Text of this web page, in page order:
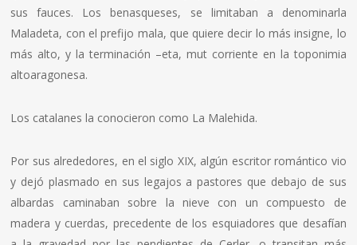
sus fauces. Los benasqueses, se limitaban a denominarla
Maladeta, con el prefijo mala, que quiere decir lo más insigne, lo
más alto, y la terminación –eta, mut corriente en la toponimia
altoaragonesa.
Los catalanes la conocieron como La Malehida.
Por sus alrededores, en el siglo XIX, algún escritor romántico vio
y dejó plasmado en sus legajos a pastores que debajo de sus
albardas caminaban sobre la nieve con un compuesto de
madera y cuerdas, precedente de los esquiadores que desafían